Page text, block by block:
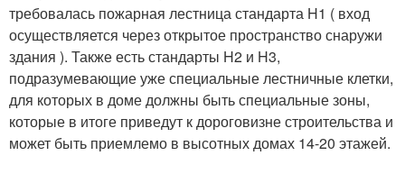
требовалась пожарная лестница стандарта H1 ( вход
осуществляется через открытое пространство снаружи
здания ). Также есть стандарты H2 и H3,
подразумевающие уже специальные лестничные клетки,
для которых в доме должны быть специальные зоны,
которые в итоге приведут к дороговизне строительства и
может быть приемлемо в высотных домах 14-20 этажей.